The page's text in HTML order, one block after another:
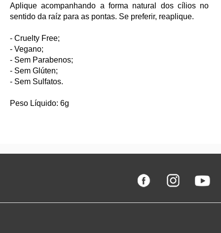
Aplique acompanhando a forma natural dos cílios no
sentido da raíz para as pontas. Se preferir, reaplique.
- Cruelty Free;
- Vegano;
- Sem Parabenos;
- Sem Glúten;
- Sem Sulfatos.
Peso Líquido: 6g